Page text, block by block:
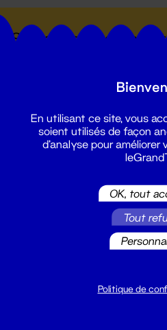
Suivez toutes les
Du lundi au vendredi 14h → 18h
En utilisant ce site, vous
soient utilisés de façon
d'analyse pour améliorer
OK, tout
Tout
Politique de